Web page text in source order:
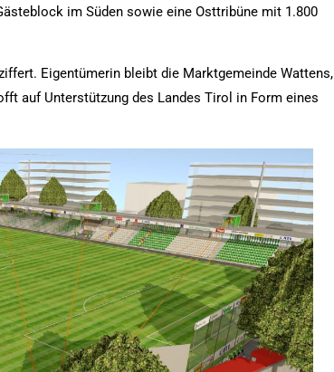
im Süden sowie eine Osttribüne mit 1.800
Eigentümerin bleibt die Marktgemeinde Wattens,
auf Unterstützung des Landes Tirol in Form eines